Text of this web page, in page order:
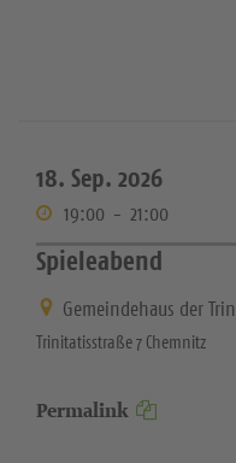
18. Sep. 2026
19:00 - 21:00
Spieleabend
Gemeindehaus der
Trinitatisstraße 7 Chemnitz
Permalink